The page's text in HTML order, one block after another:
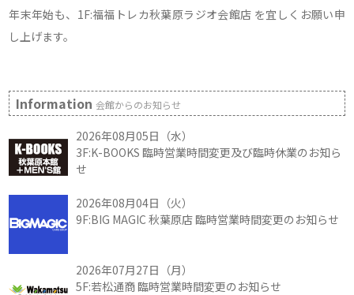
年末年始も、1F:福福トレカ秋葉原ラジオ会館店 を宜しくお願い申
し上げます。
Information会館からのお知らせ
2026年08月05日（水）
3F:K-BOOKS 臨時営業時間変更及び臨時休業のお知ら
せ
2026年08月04日（火）
9F:BIG MAGIC 秋葉原店 臨時営業時間変更のお知らせ
2026年07月27日（月）
5F:若松通商 臨時営業時間変更のお知らせ